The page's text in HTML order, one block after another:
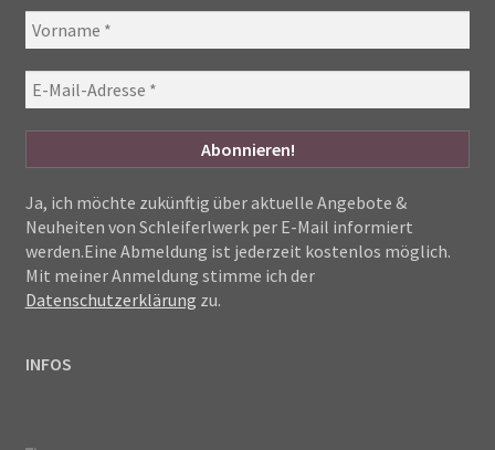
Ja, ich möchte zukünftig über aktuelle Angebote &
Neuheiten von Schleiferlwerk per E-Mail informiert
werden.Eine Abmeldung ist jederzeit kostenlos möglich.
Mit meiner Anmeldung stimme ich der
Datenschutzerklärung zu.
INFOS